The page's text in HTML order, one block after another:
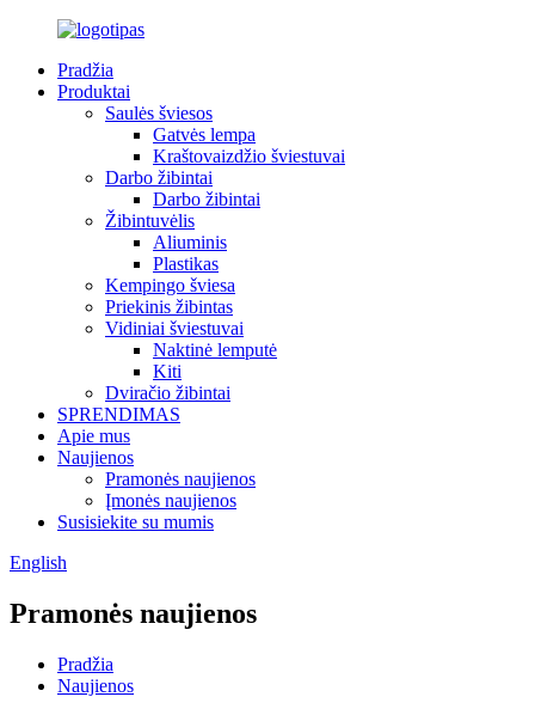
Pradžia
Produktai
Saulės šviesos
Gatvės lempa
Kraštovaizdžio šviestuvai
Darbo žibintai
Darbo žibintai
Žibintuvėlis
Aliuminis
Plastikas
Kempingo šviesa
Priekinis žibintas
Vidiniai šviestuvai
Naktinė lemputė
Kiti
Dviračio žibintai
SPRENDIMAS
Apie mus
Naujienos
Pramonės naujienos
Įmonės naujienos
Susisiekite su mumis
English
Pramonės naujienos
Pradžia
Naujienos